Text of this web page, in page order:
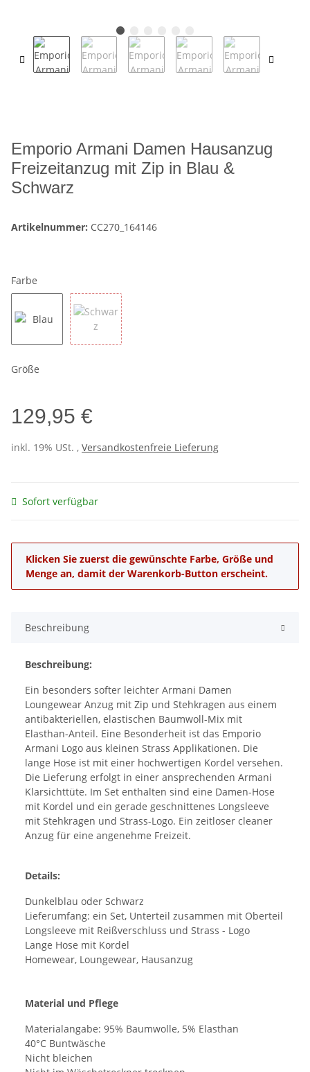
Emporio Armani Damen Hausanzug
Freizeitanzug mit Zip in Blau &
Schwarz
Artikelnummer: CC270_164146
Farbe
Größe
129,95 €
inkl. 19% USt. , Versandkostenfreie Lieferung
Sofort verfügbar
x
Klicken Sie zuerst die gewünschte Farbe, Größe und
Menge an, damit der Warenkorb-Button erscheint.
Beschreibung
Beschreibung:
Ein besonders softer leichter Armani Damen
Loungewear Anzug mit Zip und Stehkragen aus einem
antibakteriellen, elastischen Baumwoll-Mix mit
Elasthan-Anteil. Eine Besonderheit ist das Emporio
Armani Logo aus kleinen Strass Applikationen. Die
lange Hose ist mit einer hochwertigen Kordel versehen.
Die Lieferung erfolgt in einer ansprechenden Armani
Klarsichttüte. Im Set enthalten sind eine Damen-Hose
mit Kordel und ein gerade geschnittenes Longsleeve
mit Stehkragen und Strass-Logo. Ein zeitloser cleaner
Anzug für eine angenehme Freizeit.
Details:
Dunkelblau oder Schwarz
Lieferumfang: ein Set, Unterteil zusammen mit Oberteil
Longsleeve mit Reißverschluss und Strass - Logo
Lange Hose mit Kordel
Homewear, Loungewear, Hausanzug
Material und Pflege
Materialangabe: 95% Baumwolle, 5% Elasthan
40°C Buntwäsche
Nicht bleichen